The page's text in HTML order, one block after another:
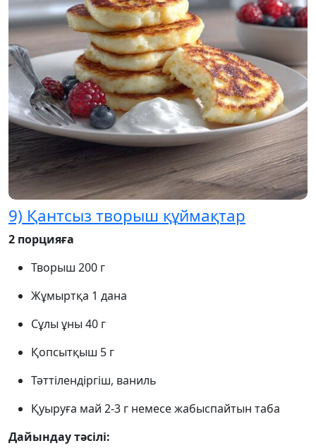
9) Қантсыз творыш құймақтар
2 порцияға
Творыш 200 г
Жұмыртқа 1 дана
Сұлы ұны 40 г
Қопсытқыш 5 г
Тәттілендіргіш, ваниль
Қуыруға май 2-3 г немесе жабыспайтын таба
Дайындау тәсілі: